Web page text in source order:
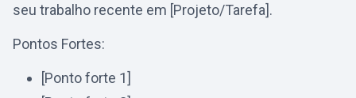
seu trabalho recente em [Projeto/Tarefa].
Pontos Fortes:
[Ponto forte 1]